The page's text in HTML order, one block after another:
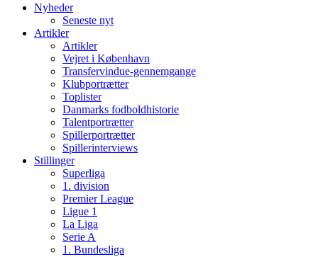
Nyheder
Seneste nyt
Artikler
Artikler
Vejret i København
Transfervindue-gennemgange
Klubportrætter
Toplister
Danmarks fodboldhistorie
Talentportrætter
Spillerportrætter
Spillerinterviews
Stillinger
Superliga
1. division
Premier League
Ligue 1
La Liga
Serie A
1. Bundesliga